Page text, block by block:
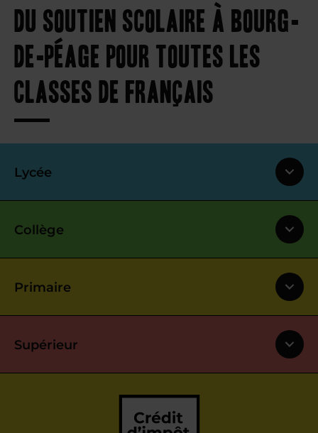
Du soutien scolaire à Bourg-
de-Péage pour toutes les
classes de français
Lycée
Collège
Primaire
Supérieur